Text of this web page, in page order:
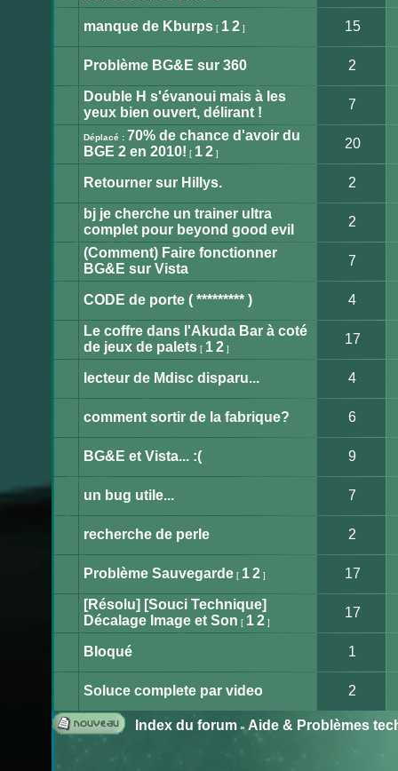
message
message
non
manque de Kburps[ 1 2] 15
message
Problème BG&E sur 360 2
Aucun
message
non
Double H s'évanoui mais à les
yeux bien ouvert, délirant !
7
Sujet
déplacé
Déplacé : 70% de chance d'avoir du
BGE 2 en 2010! [ 1 2]
20
sujet
verrouillé.
Vous
ne
pouvez
pas
publier
ou
modifier
de
Retourner sur Hillys. 2
Aucun
message
non
bj je cherche un trainer ultra
complet pour beyond good evil
2
Aucun
message
non
(Comment) Faire fonctionner
BG&E sur Vista
7
message
CODE de porte ( ********* ) 4
Aucun
message
non
Le coffre dans l'Akuda Bar à coté
de jeux de palets[ 1 2]
17
message
lecteur de Mdisc disparu... 4
message
non
comment sortir de la fabrique? 6
message
BG&E et Vista... :( 9
message
un bug utile... 7
message
non
recherche de perle 2
message
Problème Sauvegarde[ 1 2] 17
Aucun
message
non
[Résolu] [Souci Technique]
Décalage Image et Son [ 1 2]
17
message
non
Bloqué 1
message
non
lu
Soluce complete par video 2
Index du forum» Aide & Problèmes